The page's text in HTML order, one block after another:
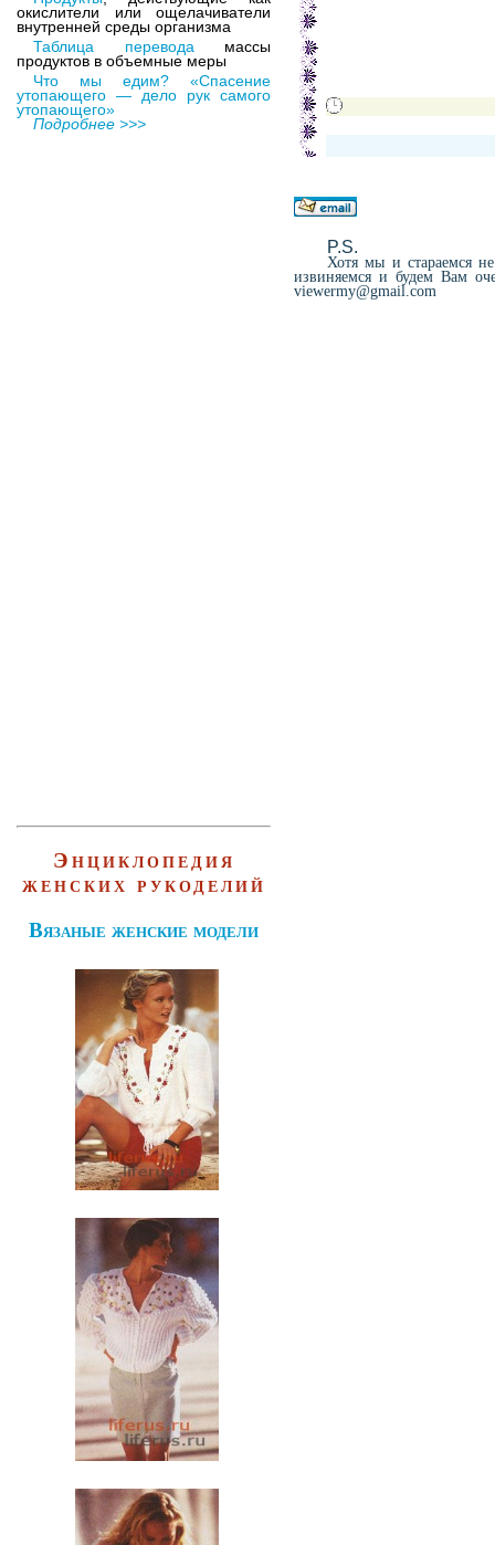
P.S.
Хотя мы и стараемся не
извиняемся и будем Вам
viewermy@gmail.com
окислители или ощелачиватели
внутренней среды организма
Таблица перевода массы
продуктов в объемные меры
Что мы едим? «Спасение
утопающего — дело рук самого
утопающего»
Подробнее >>>
Энциклопедия
женских рукоделий
Вязаные женские модели